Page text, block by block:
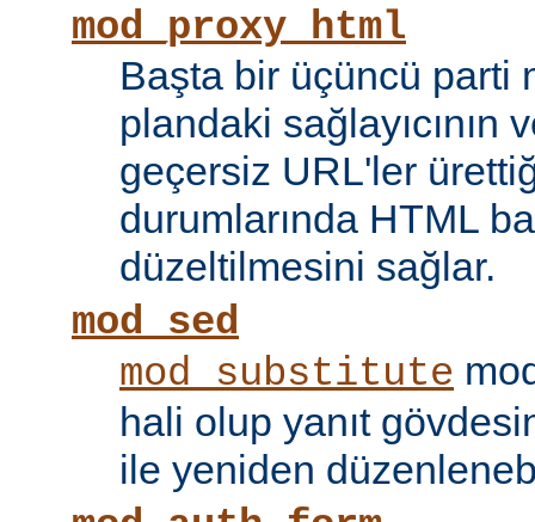
mod_proxy_html
Başta bir üçüncü parti
plandaki sağlayıcının
geçersiz URL'ler
durumlarında HTML
düzeltilmesini sağlar.
mod_sed
mod_substitute
hali olup yanıt
ile yeniden